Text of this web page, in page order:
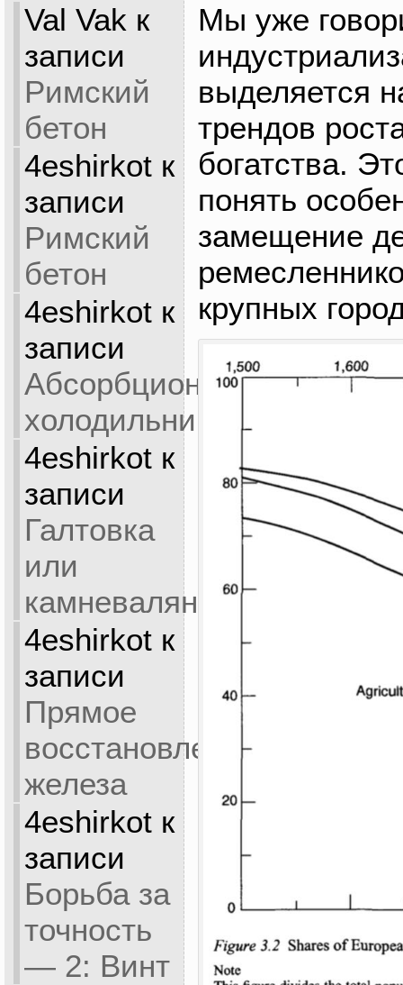
Val Vak к
записи
Римский
бетон
4eshirkotк
записи
Римский
бетон
4eshirkotк
записи
Абсорбционный
холодильник
4eshirkotк
записи
Галтовка
или
камневаляние
4eshirkotк
записи
Прямое
восстановление
железа
4eshirkotк
записи
Борьба за
точность
— 2: Винт
Мы уже
выделяется
трендов
богатства.
понять
замещение
крупных